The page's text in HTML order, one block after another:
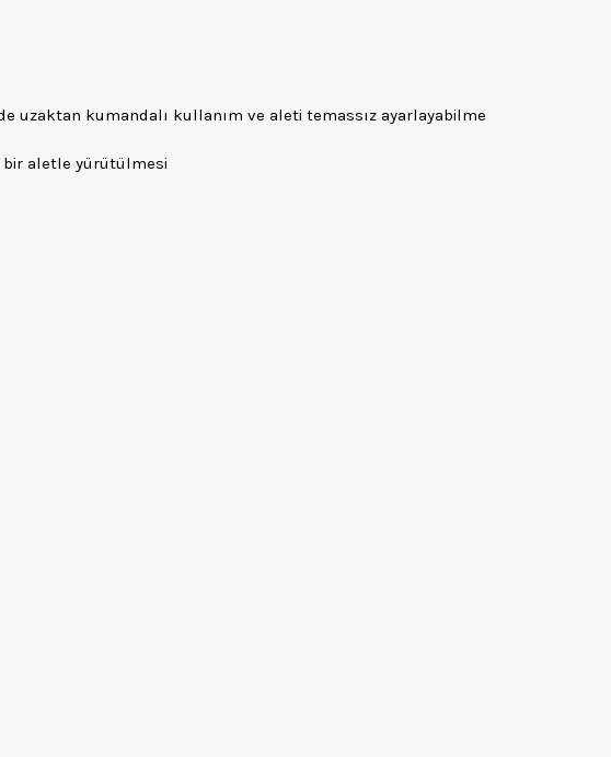
uzaktan kumandalı kullanım ve aleti temassız ayarlayabilme
bir aletle yürütülmesi